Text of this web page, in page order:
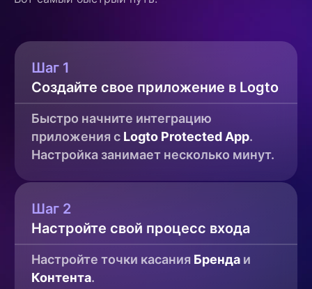
Шаг 1
Создайте свое приложение в Logto
Быстро начните интеграцию
приложения с Logto Protected App.
Настройка занимает несколько минут.
Шаг 2
Настройте свой процесс входа
Настройте точки касания Бренда
Контента.